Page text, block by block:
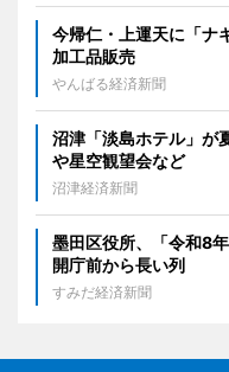
今帰仁・上運天に「
加工品販売
やんばる経済新聞
沼津「淡島ホテル」
や星空観望会など
沼津経済新聞
墨田区役所、「令和8
開庁前から長い列
すみだ経済新聞